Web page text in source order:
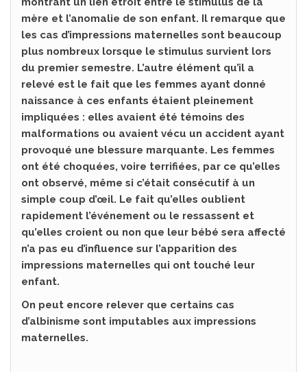
mère et l’anomalie de son enfant. Il remarque que
les cas d’impressions maternelles sont beaucoup
plus nombreux lorsque le stimulus survient lors
du premier semestre. L’autre élément qu’il a
relevé est le fait que les femmes ayant donné
naissance à ces enfants étaient pleinement
impliquées : elles avaient été témoins des
malformations ou avaient vécu un accident ayant
provoqué une blessure marquante. Les femmes
ont été choquées, voire terrifiées, par ce qu’elles
ont observé, même si c’était consécutif à un
simple coup d’œil. Le fait qu’elles oublient
rapidement l’événement ou le ressassent et
qu’elles croient ou non que leur bébé sera affecté
n’a pas eu d’influence sur l’apparition des
impressions maternelles qui ont touché leur
enfant.
On peut encore relever que certains cas
d’albinisme sont imputables aux impressions
maternelles.